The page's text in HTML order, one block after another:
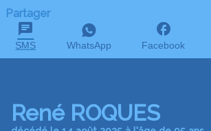
Partager
SMS WhatsApp Facebook
René ROQUES